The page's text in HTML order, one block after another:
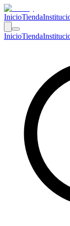
InicioTienda
InicioTienda